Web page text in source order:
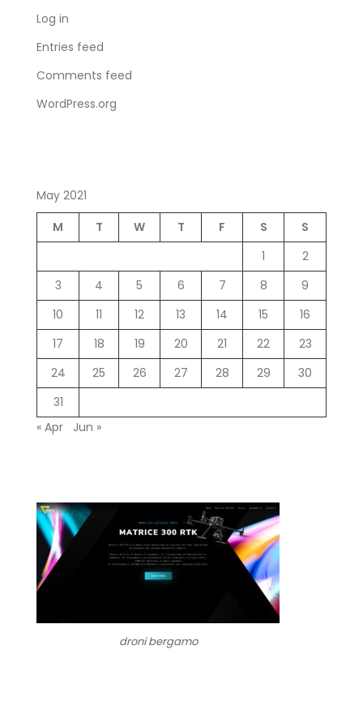
Log in
Entries feed
Comments feed
WordPress.org
May 2021
M
T W T F S
S
1
2
3
4 5 6 7 8
9
10
11 12 13 14 15
16
17
18 19 20 21 22
23
24
25 26 27 28 29
30
31
« Apr
Jun »
droni bergamo